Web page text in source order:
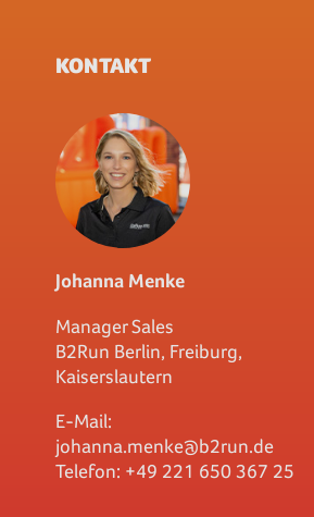
KONTAKT
Johanna Menke
Manager Sales
B2Run Berlin, Freiburg,
Kaiserslautern
E-Mail:
johanna.menke@b2run.de
Telefon: +49 221 650 367 25